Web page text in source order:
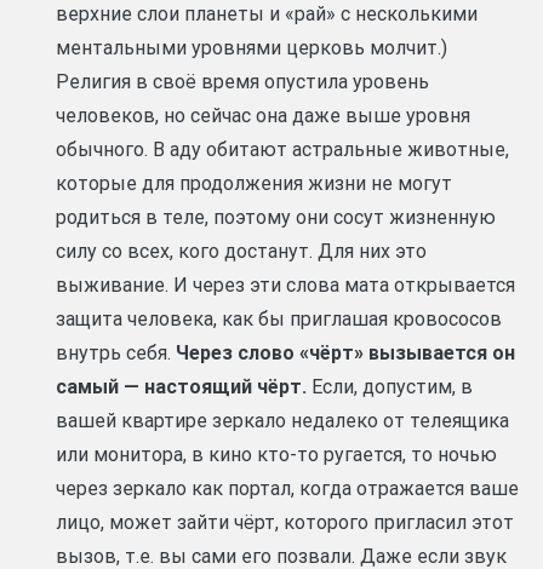
верхние слои планеты и «рай» с несколькими
ментальными уровнями церковь молчит.)
Религия в своё время опустила уровень
человеков, но сейчас она даже выше уровня
обычного. В аду обитают астральные животные,
которые для продолжения жизни не могут
родиться в теле, поэтому они сосут жизненную
силу со всех, кого достанут. Для них это
выживание. И через эти слова мата открывается
защита человека, как бы приглашая кровососов
внутрь себя. Через слово «чёрт» вызывается он
самый — настоящий чёрт. Если, допустим, в
вашей квартире зеркало недалеко от телеящика
или монитора, в кино кто-то ругается, то ночью
через зеркало как портал, когда отражается ваше
лицо, может зайти чёрт, которого пригласил этот
вызов, т.е. вы сами его позвали. Даже если звук